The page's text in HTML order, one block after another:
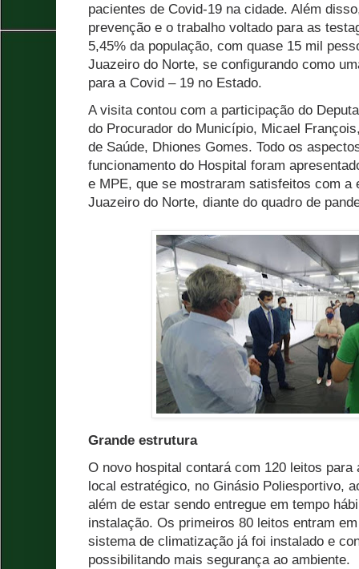
pacientes de Covid-19 na cidade. Além
prevenção e o trabalho voltado para as
5,45% da população, com quase 15 mil
Juazeiro do Norte, se configurando como
para a Covid – 19 no Estado.
A visita contou com a participação do
do Procurador do Município, Micael
de Saúde, Dhiones Gomes. Todo os
funcionamento do Hospital foram
e MPE, que se mostraram satisfeitos com a
Juazeiro do Norte, diante do quadro de
Grande estrutura
O novo hospital contará com 120 leitos para
local estratégico, no Ginásio Poliesportivo,
além de estar sendo entregue em tempo
instalação. Os primeiros 80 leitos entram
sistema de climatização já foi instalado e
possibilitando mais segurança ao ambiente.